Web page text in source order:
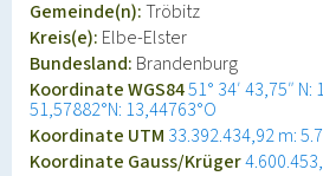
Gemeinde(n):Tröbitz
Kreis(e): Elbe-Elster
Bundesland: Brandenburg
Koordinate WGS8451° 34′ 43,75″ N:
51,57882°N: 13,44763°O
Koordinate UTM 33.392.434,92 m:
Koordinate Gauss/Krüger